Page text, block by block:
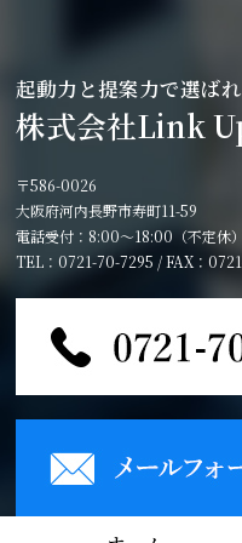
起動力と提案力で選ば
株式会社Link
〒586-0026
大阪府河内長野市寿町11-59
電話受付：8:00～18:00（不定休）
TEL：0721-70-7295 / FAX：